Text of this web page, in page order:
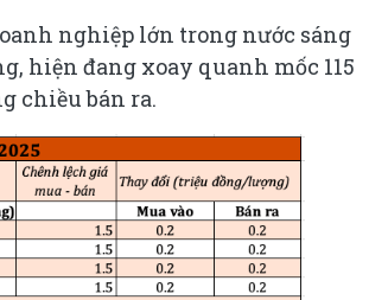
nghiệp lớn trong nước sáng
hiện đang xoay quanh mốc 115
chiều bán ra.